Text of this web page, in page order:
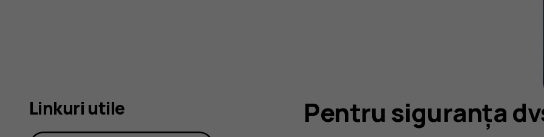
Pentru siguranța
Linkuri utile